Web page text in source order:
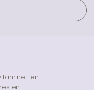
en
en